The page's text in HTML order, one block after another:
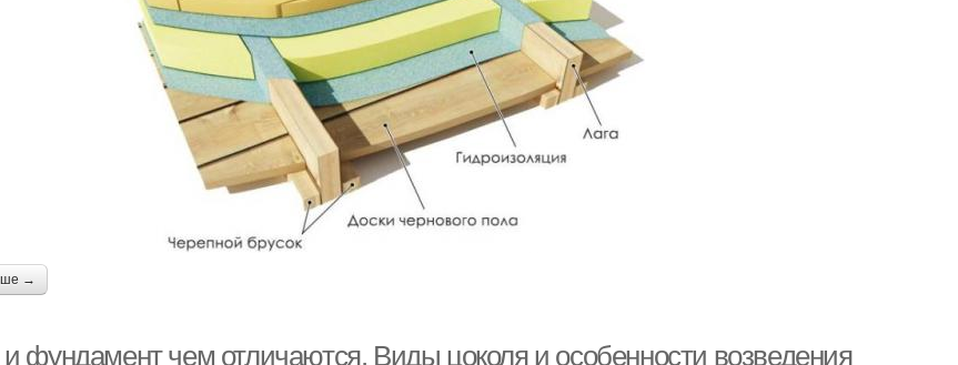
→
фундамент чем отличаются. Виды цоколя и особенности возведения